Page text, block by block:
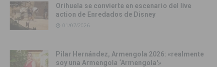
Orihuela se convierte en escenario del live
action de Enredados de Disney
01/07/2026
Pilar Hernández, Armengola 2026: «realmente
soy una Armengola ‘Armengola'»